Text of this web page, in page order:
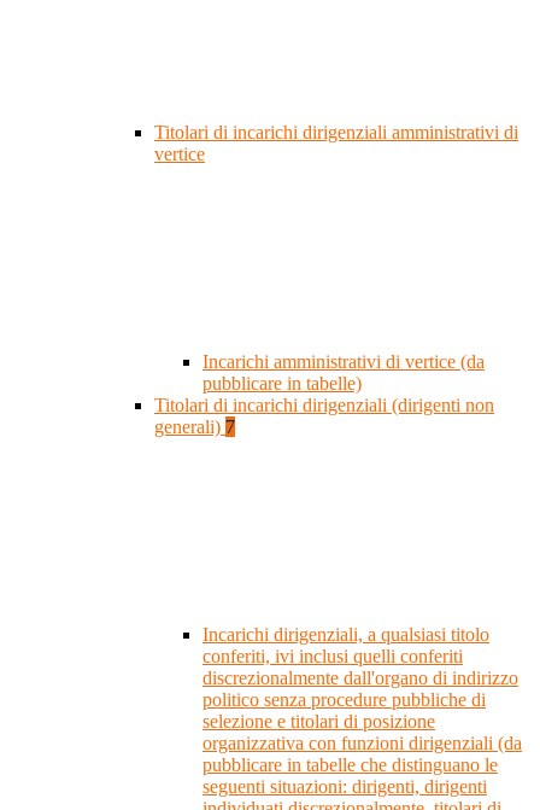
Titolari di incarichi dirigenziali amministrativi di
vertice
Incarichi amministrativi di vertice (da
pubblicare in tabelle)
Titolari di incarichi dirigenziali (dirigenti non
generali) 7
Incarichi dirigenziali, a qualsiasi titolo
conferiti, ivi inclusi quelli conferiti
discrezionalmente dall'organo di indirizzo
politico senza procedure pubbliche di
selezione e titolari di posizione
organizzativa con funzioni dirigenziali (da
pubblicare in tabelle che distinguano le
seguenti situazioni: dirigenti, dirigenti